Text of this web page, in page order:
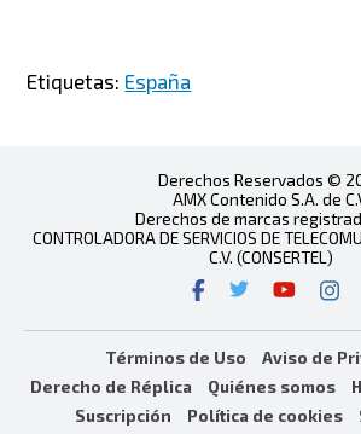
Etiquetas: España
Derechos Reservados ©
AMX Contenido S.A. de
Derechos de marcas
CONTROLADORA DE SERVICIOS DE
C.V. (CONSERTEL)
Términos de Uso
Aviso de
Derecho de Réplica
Quiénes somos
Suscripción
Política de cookies